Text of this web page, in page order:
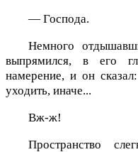
— Господа.
Немного
выпрямился, в его
намерение, и он
уходить, иначе...
Вж-ж!
Пространство